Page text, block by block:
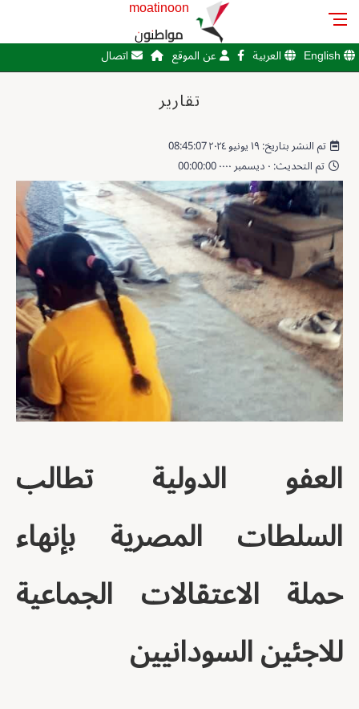
moatinoon
مواطنون
English العربية عن الموقع اتصال
تقارير
تم النشر بتاريخ: ١٩ يونيو ٢٠٢٤ 08:45:07
تم التحديث: ٠ ديسمبر ٠٠٠٠ 00:00:00
العفو الدولية تطالب
السلطات المصرية بإنهاء
حملة الاعتقالات الجماعية
للاجئين السودانيين